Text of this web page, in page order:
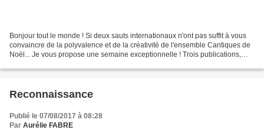
Bonjour tout le monde ! Si deux sauts internationaux n'ont pas suffit à vous
convaincre de la polyvalence et de la créativité de l'ensemble Cantiques de
Noël... Je vous propose une semaine exceptionnelle ! Trois publications,
Reconnaissance
Publié le 07/08/2017 à 08:28
Par Aurélie FABRE